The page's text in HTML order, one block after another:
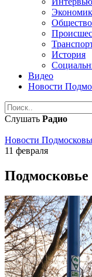
Общество
История
Видео
Новости
Слушать Радио
Новости
11 февраля